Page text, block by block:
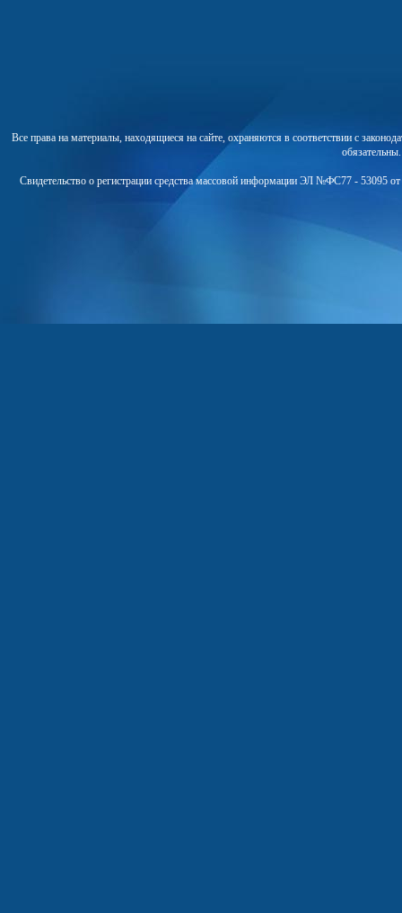
Все права на материалы, находящиеся на сайте, охраняются в соответствии с
Свидетельство о регистрации средства массовой информации ЭЛ №ФС77 - 53095